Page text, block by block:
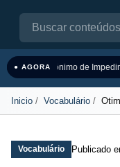
● AGORASinônimo de
Inicio Vocabulário
Vocabulário Publicado